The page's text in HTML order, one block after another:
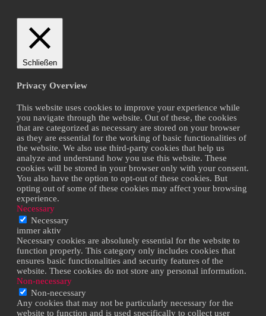
Schließen
Privacy Overview
This website uses cookies to improve your experience while
you navigate through the website. Out of these, the cookies
that are categorized as necessary are stored on your browser
as they are essential for the working of basic functionalities of
the website. We also use third-party cookies that help us
analyze and understand how you use this website. These
cookies will be stored in your browser only with your consent.
You also have the option to opt-out of these cookies. But
opting out of some of these cookies may affect your browsing
experience.
Necessary
Necessary
immer aktiv
Necessary cookies are absolutely essential for the website to
function properly. This category only includes cookies that
ensures basic functionalities and security features of the
website. These cookies do not store any personal information.
Non-necessary
Non-necessary
Any cookies that may not be particularly necessary for the
website to function and is used specifically to collect user